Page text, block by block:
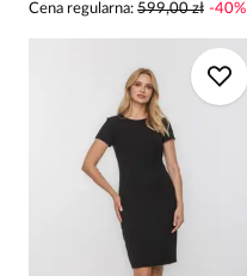
Cena regularna: 599,00 zł -40%